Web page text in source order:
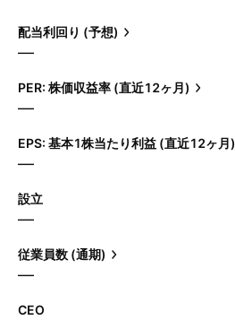
配当利回り (予想)
—
PER: 株価収益率 (直近12ヶ月)
—
EPS: 基本1株当たり利益 (直近12ヶ月)
—
設立
—
従業員数 (通期)
—
CEO